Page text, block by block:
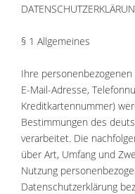
§ 1 Allgemeines
Ihre personenbezogenen
E-Mail-Adresse,
Kreditkartennummer)
Bestimmungen des
verarbeitet. Die
über Art, Umfang und
Nutzung
Datenschutzerklärung